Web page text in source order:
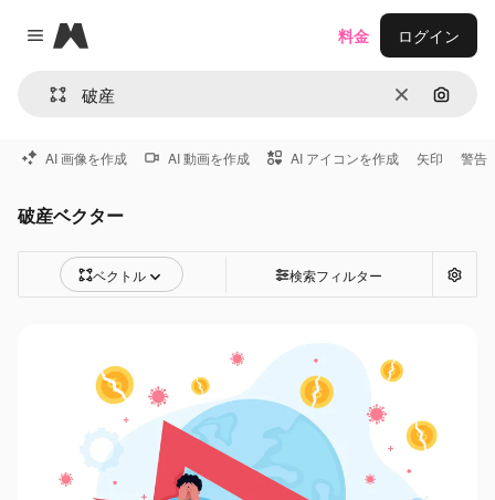
Close menu
Magnific
消去 画像で
料金 ログイン
AI 画像を作成 AI 動画を作成 AI アイコンを作成 矢印 警告
破産ベクター
ベクトル 検索フィルター